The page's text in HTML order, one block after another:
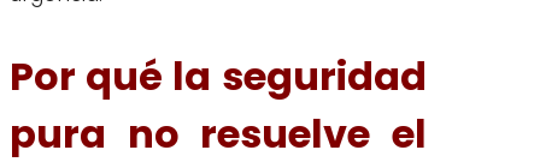
Por qué la seguridad
pura no resuelve el